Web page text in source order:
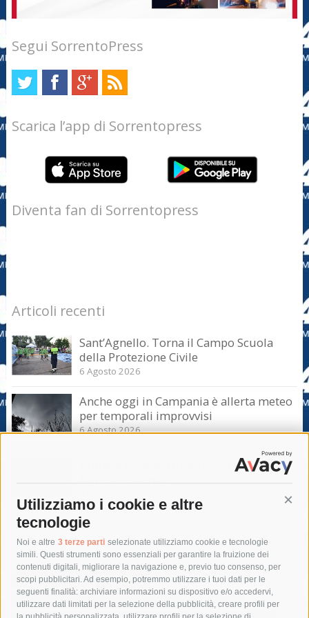
Utilizziamo i cookie e altre
tecnologie
Noi e altre 3 terze parti selezionate utilizziamo cookie e tecnologie
simili. Questi strumenti sono essenziali per garantire la fruizione dei
contenuti digitali, migliorare la navigazione e, previo tuo consenso, per
scopi pubblicitari. Ad esempio, potremmo utilizzare i tuoi dati per le
seguenti finalità: archiviare informazioni su dispositivo e/o accedervi,
utilizzare dati limitati per la selezione della pubblicità, creare profili per
Segui SorrentoPress
Scarica l’app di Sorrentopress
Diventa fan di Sorrentopress
Articoli recenti
Sant’Agnello. Torna il Campo Scuola
della Protezione Civile
6 Agosto 2026
Anche oggi in Campania è allerta meteo
per temporali improvvisi
6 Agosto 2026
Domani e sabato interrotta la linea Eav
Napoli-Sorrento
Tag
acqua allerta meteo
anas
area marina protetta di punta campanella
arresto